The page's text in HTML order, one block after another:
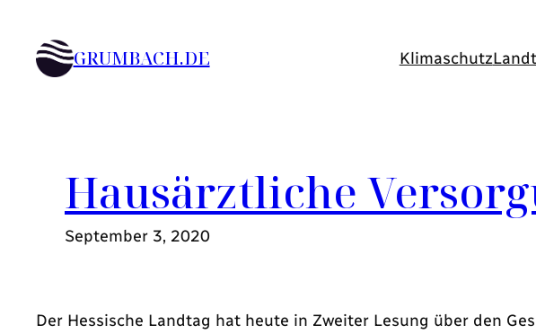
Inhalt
springenGRUMBACH.DE Klimaschutz
Hausärztliche
September 3, 2020
Der Hessische Landtag hat heute in Zweiter Lesung über den